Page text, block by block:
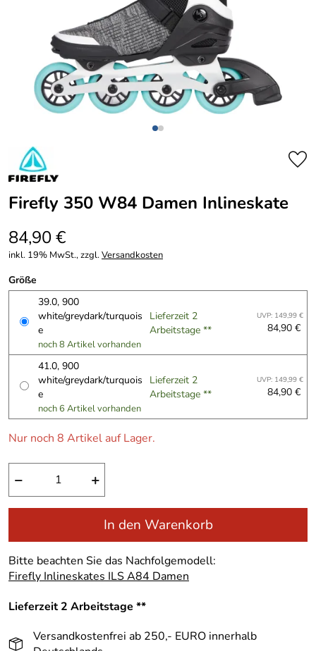
Firefly 350 W84 Damen Inlineskate
84,90 €
inkl. 19% MwSt., zzgl.Versandkosten
Größe
39.0, 900
white/greydark/turquois
e
noch 8 Artikel vorhanden
Lieferzeit 2
Arbeitstage **
UVP: 149,99 €
84,90 €
41.0, 900
white/greydark/turquois
e
noch 6 Artikel vorhanden
Lieferzeit 2
Arbeitstage **
UVP: 149,99 €
84,90 €
Nur noch 8 Artikel auf Lager.
− +
In den Warenkorb
Bitte beachten Sie das Nachfolgemodell:
Firefly Inlineskates ILS A84 Damen
Lieferzeit 2 Arbeitstage **
Versandkostenfrei ab 250,- EURO innerhalb